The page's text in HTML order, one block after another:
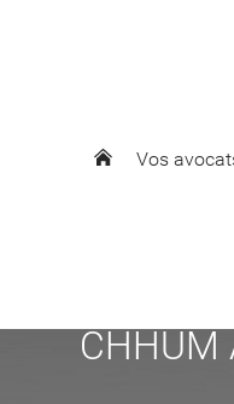
Vos
CHHUM